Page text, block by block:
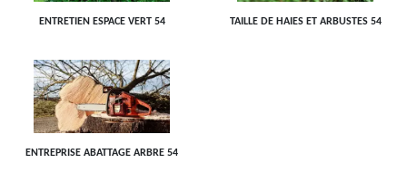
ENTRETIEN ESPACE VERT 54 TAILLE DE HAIES ET ARBUSTES 54
ENTREPRISE ABATTAGE ARBRE 54